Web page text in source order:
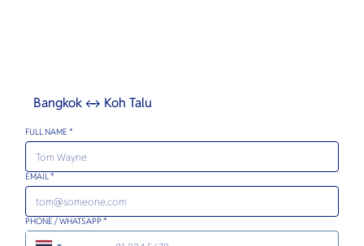
Bangkok ↔ Koh Talu
FULL NAME *
EMAIL *
PHONE / WHATSAPP *